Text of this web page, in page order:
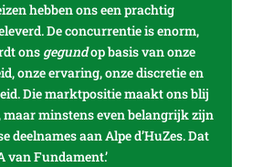
hebben ons een prachtig
De concurrentie is enorm,
ons gegundop basis van onze
onze ervaring, onze discretie en
Die marktpositie maakt ons blij
maar minstens even belangrijk zijn
deelnames aan Alpe d’HuZes. Dat
van Fundament.’